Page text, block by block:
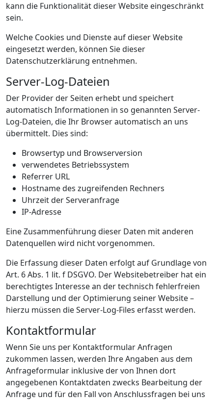
kann die Funktionalität dieser Website eingeschränkt
sein.
Welche Cookies und Dienste auf dieser Website
eingesetzt werden, können Sie dieser
Datenschutzerklärung entnehmen.
Server-Log-Dateien
Der Provider der Seiten erhebt und speichert
automatisch Informationen in so genannten Server-
Log-Dateien, die Ihr Browser automatisch an uns
übermittelt. Dies sind:
Browsertyp und Browserversion
verwendetes Betriebssystem
Referrer URL
Hostname des zugreifenden Rechners
Uhrzeit der Serveranfrage
IP-Adresse
Eine Zusammenführung dieser Daten mit anderen
Datenquellen wird nicht vorgenommen.
Die Erfassung dieser Daten erfolgt auf Grundlage von
Art. 6 Abs. 1 lit. f DSGVO. Der Websitebetreiber hat ein
berechtigtes Interesse an der technisch fehlerfreien
Darstellung und der Optimierung seiner Website –
hierzu müssen die Server-Log-Files erfasst werden.
Kontaktformular
Wenn Sie uns per Kontaktformular Anfragen
zukommen lassen, werden Ihre Angaben aus dem
Anfrageformular inklusive der von Ihnen dort
angegebenen Kontaktdaten zwecks Bearbeitung der
Anfrage und für den Fall von Anschlussfragen bei uns